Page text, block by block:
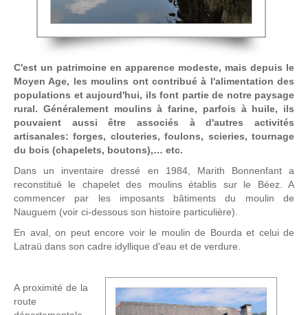
C'est un patrimoine en apparence modeste, mais depuis le
Moyen Age, les moulins ont contribué à l'alimentation des
populations et aujourd'hui, ils font partie de notre paysage
rural. Généralement moulins à farine, parfois à huile, ils
pouvaient aussi être associés à d'autres activités
artisanales: forges, clouteries, foulons, scieries, tournage
du bois (chapelets, boutons),… etc.
Dans un inventaire dressé en 1984, Marith Bonnenfant a
reconstitué le chapelet des moulins établis sur le Béez. A
commencer par les imposants bâtiments du moulin de
Nauguem (voir ci-dessous son histoire particulière).
En aval, on peut encore voir le moulin de Bourda et celui de
Latraü dans son cadre idyllique d'eau et de verdure.
A proximité de la
route